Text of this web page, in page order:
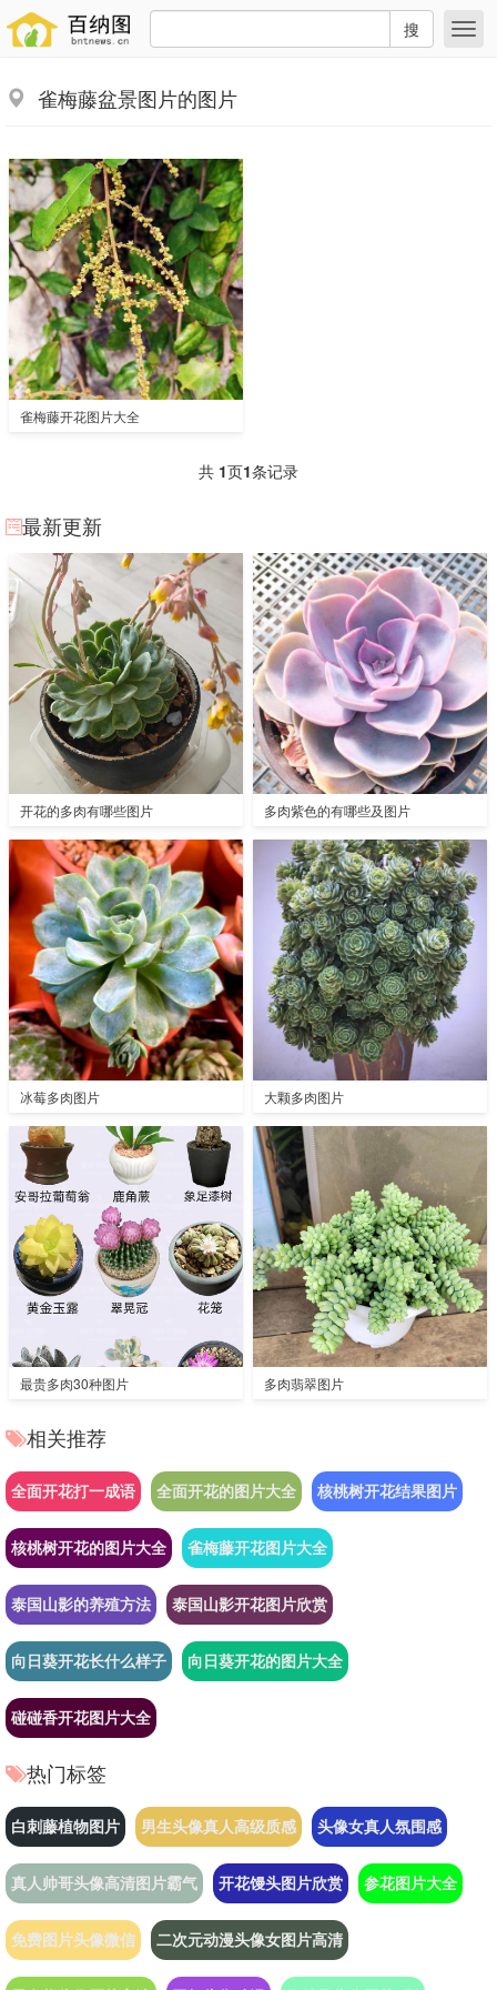
搜
雀梅藤盆景图片的图片
雀梅藤开花图片大全
共 1页1条记录
最新更新
开花的多肉有哪些图片 多肉紫色的有哪些及图片
冰莓多肉图片 大颗多肉图片
最贵多肉30种图片 多肉翡翠图片
相关推荐
全面开花打一成语 全面开花的图片大全 核桃树开花结果图片
核桃树开花的图片大全 雀梅藤开花图片大全
泰国山影的养殖方法 泰国山影开花图片欣赏
向日葵开花长什么样子 向日葵开花的图片大全
碰碰香开花图片大全
热门标签
白刺藤植物图片 男生头像真人高级质感 头像女真人氛围感
真人帅哥头像高清图片霸气 开花馒头图片欣赏 参花图片大全
免费图片头像微信 二次元动漫头像女图片高清